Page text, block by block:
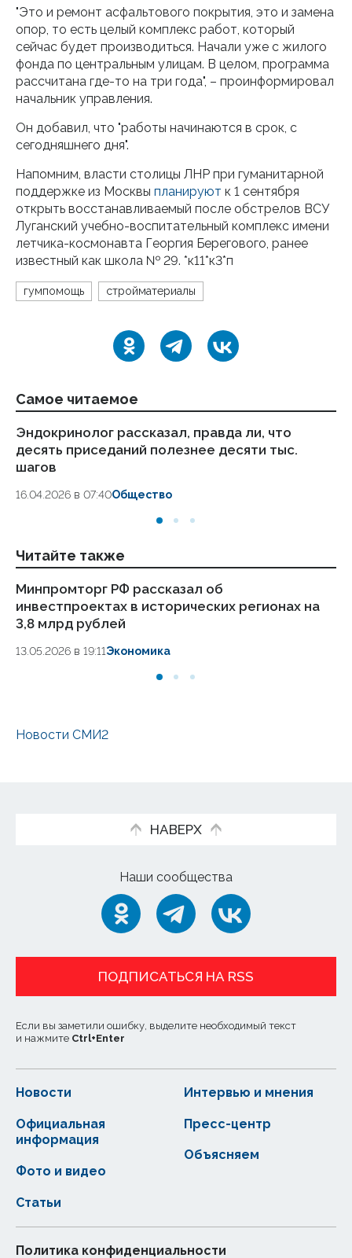
"Это и ремонт асфальтового покрытия, это и замена
опор, то есть целый комплекс работ, который
сейчас будет производиться. Начали уже с жилого
фонда по центральным улицам. В целом, программа
рассчитана где-то на три года", – проинформировал
начальник управления.
Он добавил, что "работы начинаются в срок, с
сегодняшнего дня".
Напомним, власти столицы ЛНР при гуманитарной
поддержке из Москвы планируют к 1 сентября
открыть восстанавливаемый после обстрелов ВСУ
Луганский учебно-воспитательный комплекс имени
летчика-космонавта Георгия Берегового, ранее
известный как школа № 29. *к11*к3*п
гумпомощь стройматериалы
Самое читаемое
Эндокринолог рассказал, правда ли, что
десять приседаний полезнее десяти тыс.
шагов
16.04.2026 в 07:40Общество
Читайте также
Минпромторг РФ рассказал об
инвестпроектах в исторических регионах на
3,8 млрд рублей
13.05.2026 в 19:11Экономика
Новости СМИ2
НАВЕРХ
Наши сообщества
ПОДПИСАТЬСЯ НА RSS
Если вы заметили ошибку, выделите необходимый текст
и нажмите Ctrl+Enter
Новости
Статьи
Официальная
информация
Интервью и мнения
Фото и видео
Пресс-центр
Объясняем
Политика конфиденциальности